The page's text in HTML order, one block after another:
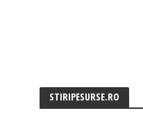
STIRIPESURSE.RO